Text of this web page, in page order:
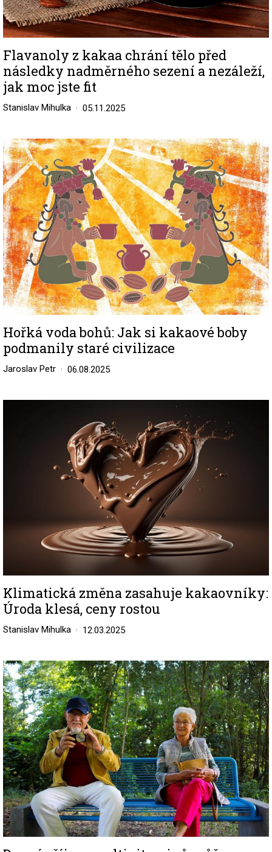
Flavanoly z kakaa chrání tělo před
následky nadměrného sezení a nezáleží,
jak moc jste fit
Stanislav Mihulka 05.11.2025
Image
Hořká voda bohů: Jak si kakaové boby
podmanily staré civilizace
Jaroslav Petr 06.08.2025
Klimatická změna zasahuje kakaovníky:
Úroda klesá, ceny rostou
Stanislav Mihulka 12.03.2025
Image